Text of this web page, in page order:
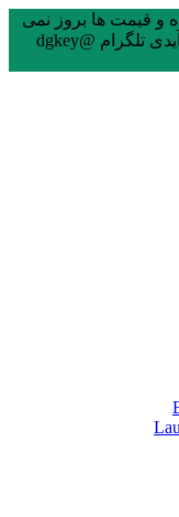
و قیمت ها بروز نمی
باشند. لطفا در صورت تمایل به سفارش از آیدی تلگرام @dgkey